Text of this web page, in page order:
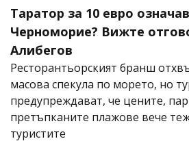
Таратор за 10 евро
Черноморие? Вижте
Алибегов
Ресторантьорският бранш
масова спекула по морето, но
предупреждават, че цените,
претъпканите плажове вече
туристите